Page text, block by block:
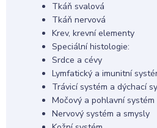
Tkáň svalová
Tkáň nervová
Krev, krevní elementy
Speciální histologie:
Srdce a cévy
Lymfatický a imunitní
Trávicí systém a dýchací
Močový a pohlavní systém
Nervový systém a smysly